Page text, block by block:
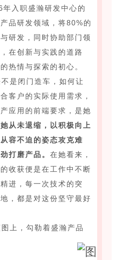
入职盛瀚研发中心的
品研发领域，将80%的
研发，同时协助部门领
在创新与实践的道路
热情与探索的初心。
是闭门造车，如何让
客户的实际使用需求，
应用的前端要求，是她
从未退缩，以积极向上
容不迫的姿态攻克难
打磨产品。在她看来，
收获便是在工作中不断
进，每一次技术的突
，都是对这份坚守最好
上，勾勒着盛瀚产品